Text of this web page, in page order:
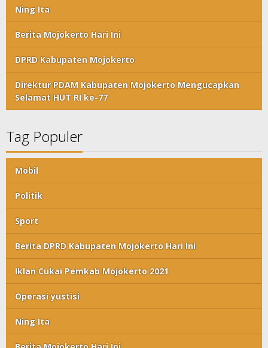
Ning Ita
Berita Mojokerto Hari Ini
DPRD Kabupaten Mojokerto
Direktur PDAM Kabupaten Mojokerto Mengucapkan
Selamat HUT RI ke-77
Tag Populer
Mobil
Politik
Sport
Berita DPRD Kabupaten Mojokerto Hari Ini
Iklan Cukai Pemkab Mojokerto 2021
Operasi yustisi
Ning Ita